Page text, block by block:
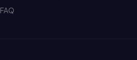
FAQ